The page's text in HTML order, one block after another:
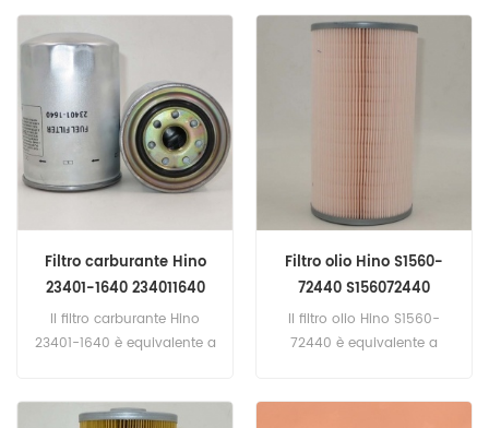
Filtro carburante Hino
23401-1640 234011640
23401-1810
Il filtro carburante Hino
23401-1640 è equivalente a
23401-1640, 234011640
Filtro olio Hino S1560-
72440 S156072440
Il filtro olio Hino S1560-
72440 è equivalente a